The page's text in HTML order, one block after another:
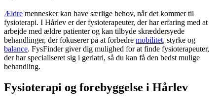
Ældre mennesker kan have særlige behov, når det kommer til
fysioterapi. I Hårlev er der fysioterapeuter, der har erfaring med at
arbejde med ældre patienter og kan tilbyde skræddersyede
behandlinger, der fokuserer på at forbedre mobilitet, styrke og
balance. FysFinder giver dig mulighed for at finde fysioterapeuter,
der har specialiseret sig i geriatri, så du kan få den bedst mulige
behandling.
Fysioterapi og forebyggelse i Hårlev